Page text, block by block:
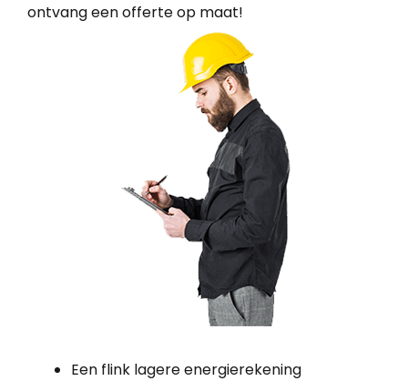
ontvang een offerte op maat!
Een flink lagere energierekening